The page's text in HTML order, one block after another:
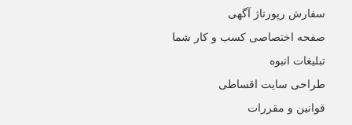
سفارش رپورتاژ آگهی
صفحه اختصاصی کسب و کار شما
تبلیغات انبوه
طراحی سایت اقساطی
قوانین و مقررات